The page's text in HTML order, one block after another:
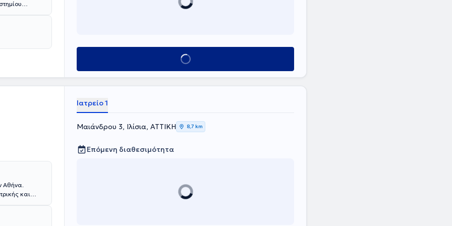
Κεντρικά
του
της
υπερήχου
και στη
στη
στην
και
Κλείσε ραντεβού
Αθήνα.
και
του
Ιατρείο 1
Μαιάνδρου 3, Ιλίσια, ΑΤΤΙΚΗ 8,7 km
Επόμενη διαθεσιμότητα